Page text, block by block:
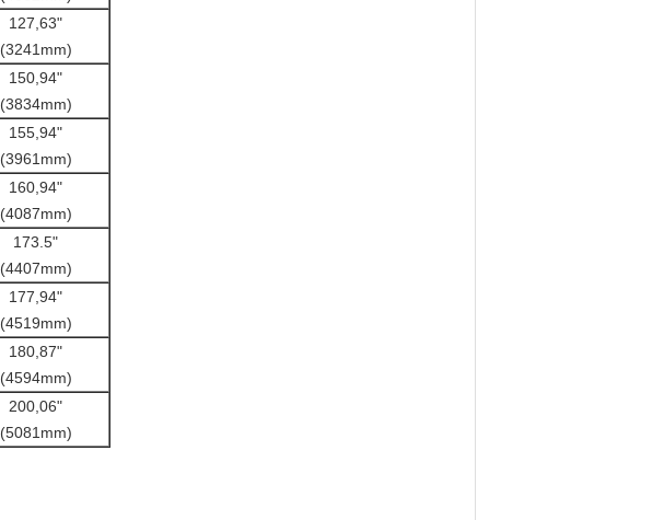
127,63"
(3241mm)
150,94"
(3834mm)
155,94"
(3961mm)
160,94"
(4087mm)
173.5"
(4407mm)
177,94"
(4519mm)
180,87"
(4594mm)
200,06"
(5081mm)